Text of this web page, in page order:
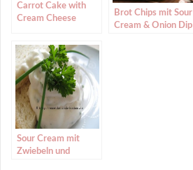
Carrot Cake with
Cream Cheese
(Möhrenkuchen mit
Frischkäse-Creme)
Brot Chips mit Sour
Cream & Onion Dip
Sour Cream mit
Zwiebeln und